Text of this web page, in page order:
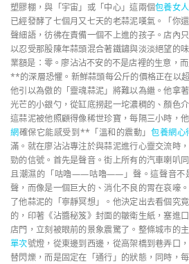
塑膠棚，與「宇宙」或「中心」這兩個包養女人
已經發酵了七個月又七天的老蒜泥嘆氣。「你
聲細語，彷彿在責備一個不上進的孩子。店內
以忍受那股陳年蒜頭混合著鐵鏽與淡淡絕望的
業額是：零。廖沾沾不安的不是店裡的生意，
**的深層恐懼。新鮮蒜頭每公斤的價格正在以
他引以為傲的「靈魂蒜泥」將難以為繼。他拿
光芒的小銀勺，從缸底撈起一坨濃稠的、顏色
這蒜泥被他照顧得像稀世珍寶，每隔三小時，
網確保它能感受到**「溫和的震動」 包養網心
滿。就在廖沾沾專注於與蒜泥進行心靈交流時
勁的信號。首先是聲音。街上所有的汽車喇叭
且潮濕的「咕嚕——咕嚕——」聲。這聲音不
聲，而像是一個巨大的、消化不良的胃在哀嚎
了他蒜泥的「寧靜冥想」。他決定出去看個究
的，印著《沾醬秘笈》封面的皺衛生紙，塞進
店門，立刻被眼前的景象震驚了。整條城市的
單次號燈，從東邊到西邊，從高架橋到巷弄口
替閃爍，而是固定在「通行」的狀態，同時，